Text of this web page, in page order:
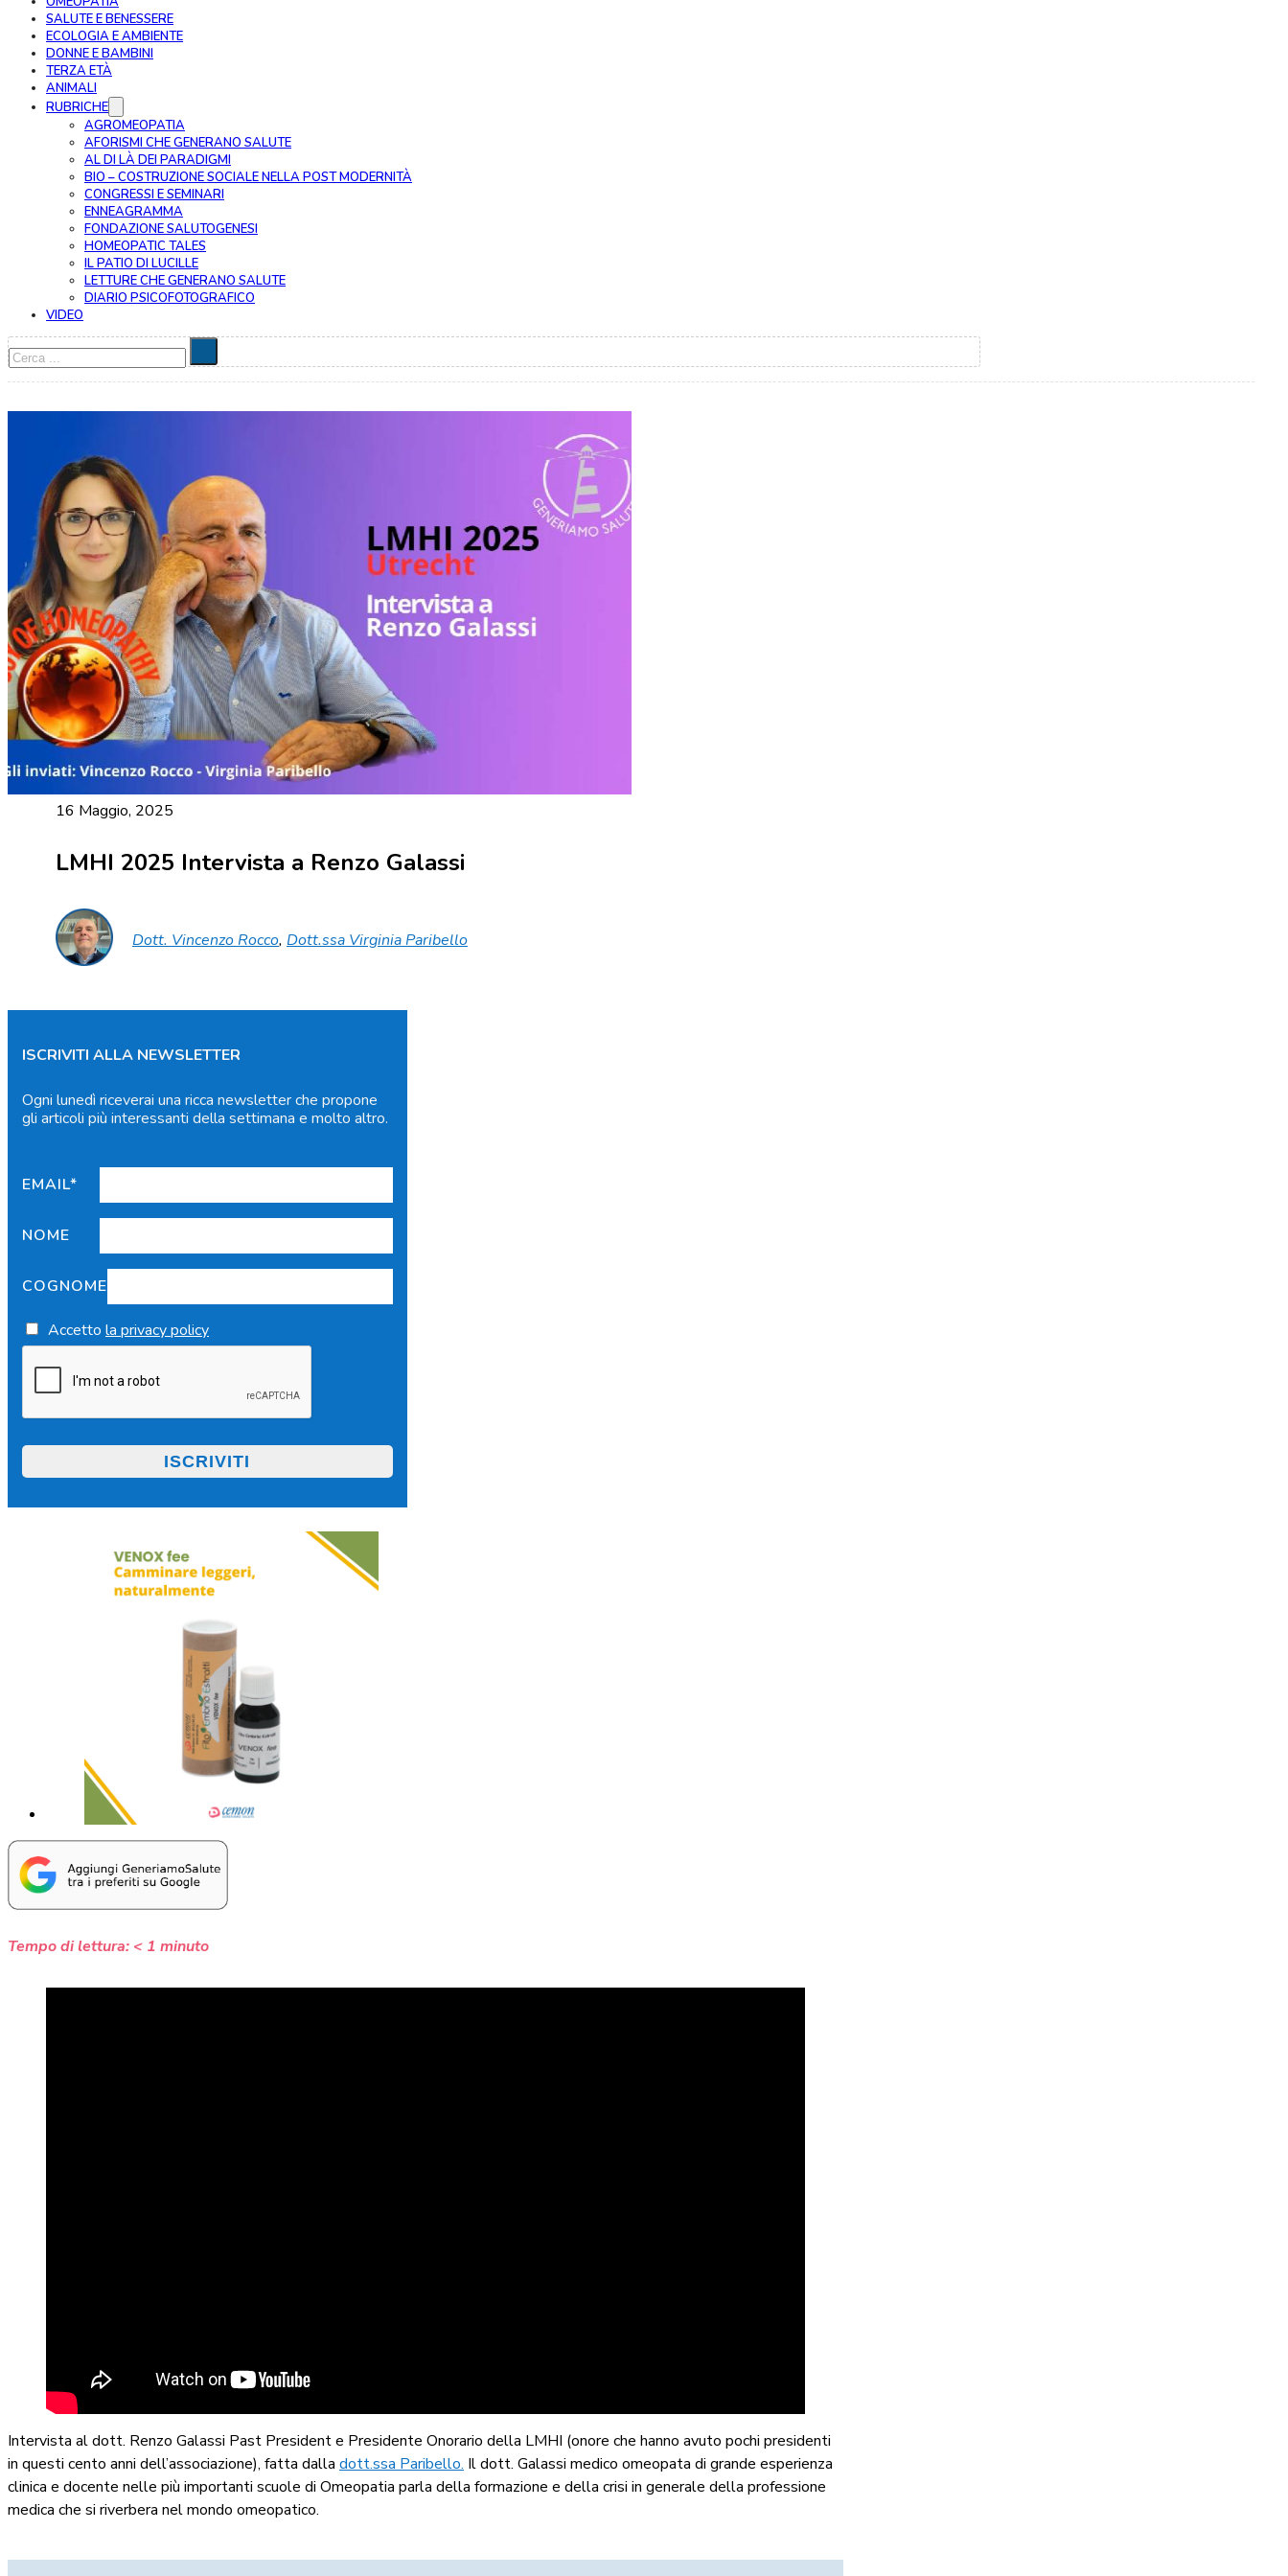
SALUTE E BENESSERE
ECOLOGIA E AMBIENTE
DONNE E BAMBINI
TERZA ETÀ
ANIMALI
RUBRICHE
AGROMEOPATIA
AFORISMI CHE GENERANO SALUTE
AL DI LÀ DEI PARADIGMI
BIO – COSTRUZIONE SOCIALE NELLA POST MODERNITÀ
CONGRESSI E SEMINARI
ENNEAGRAMMA
FONDAZIONE SALUTOGENESI
HOMEOPATIC TALES
IL PATIO DI LUCILLE
LETTURE CHE GENERANO SALUTE
DIARIO PSICOFOTOGRAFICO
VIDEO
Cerca
16 Maggio, 2025
LMHI 2025 Intervista a Renzo Galassi
Dott. Vincenzo Rocco, Dott.ssa Virginia Paribello
ISCRIVITI ALLA NEWSLETTER
Ogni lunedì riceverai una ricca newsletter che propone
gli articoli più interessanti della settimana e molto altro.
EMAIL*
NOME
COGNOME
Accetto la privacy policy
Tempo di lettura: < 1 minuto
Intervista al dott. Renzo Galassi Past President e Presidente Onorario della LMHI (onore che hanno avuto pochi presidenti
in questi cento anni dell’associazione), fatta dalla dott.ssa Paribello. Il dott. Galassi medico omeopata di grande esperienza
clinica e docente nelle più importanti scuole di Omeopatia parla della formazione e della crisi in generale della professione
medica che si riverbera nel mondo omeopatico.